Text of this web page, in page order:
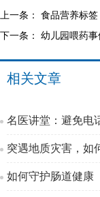
上一条： 食品营养标
下一条： 幼儿园喂药
相关文章
名医讲堂：避免电
突遇地质灾害，如
如何守护肠道健康